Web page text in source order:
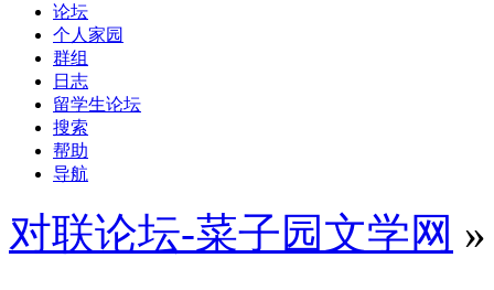
论坛
个人家园
群组
日志
留学生论坛
搜索
帮助
导航
对联论坛-菜子园文学网